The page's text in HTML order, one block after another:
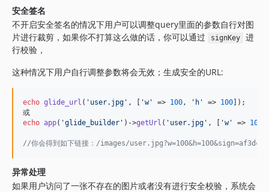
安全签名
不开启安全签名的情况下用户可以调整query里面的参数自行对图
片进行裁剪，如果你不打算这么做的话，你可以通过
signKey
进
行校验，
这种情况下用户自行调整参数将会无效；生成安全的URL:
echo glide_url ( ' user.jpg ' , [ 'w' => 100, ' h ' => 100 ]);
echo app( 'glide_builder ' )->getUrl ( ' user.jpg ' , [ 'w' => 100
//你会得到如下链接：/images/
异常处理
如果用户访问了一张不存在的图片或者没有进行安全校验，系统会